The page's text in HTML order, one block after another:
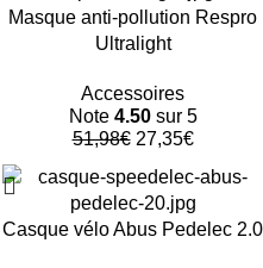
Masque anti-pollution Respro
Ultralight
Accessoires
Note 4.50sur 5
51,98€ 27,35€
-47%
Casque vélo Abus Pedelec 2.0